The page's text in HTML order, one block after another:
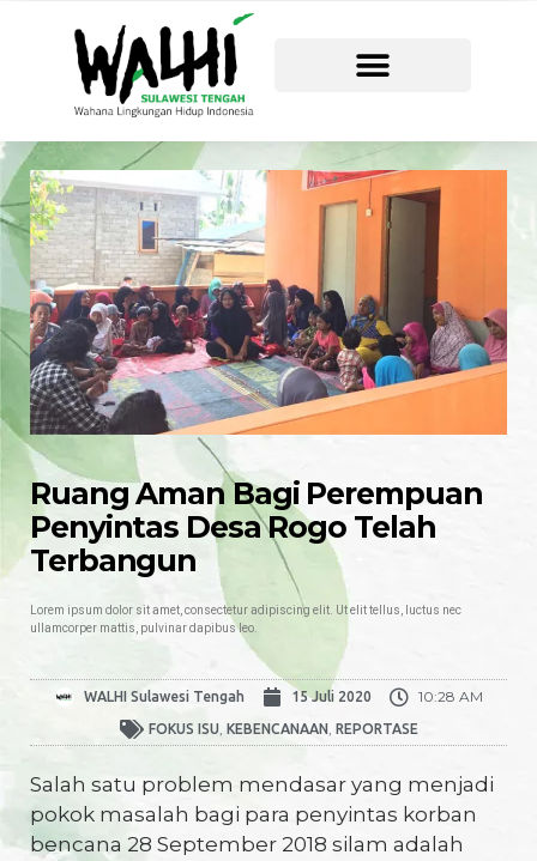
Ruang Aman Bagi Perempuan
Penyintas Desa Rogo Telah
Terbangun
Lorem ipsum dolor sit amet, consectetur adipiscing elit. Ut elit tellus, luctus nec
ullamcorper mattis, pulvinar dapibus leo.
WALHI Sulawesi Tengah 15 Juli 2020 10:28 AM
FOKUS ISU, KEBENCANAAN, REPORTASE
Salah satu problem mendasar yang menjadi
pokok masalah bagi para penyintas korban
bencana 28 September 2018 silam adalah